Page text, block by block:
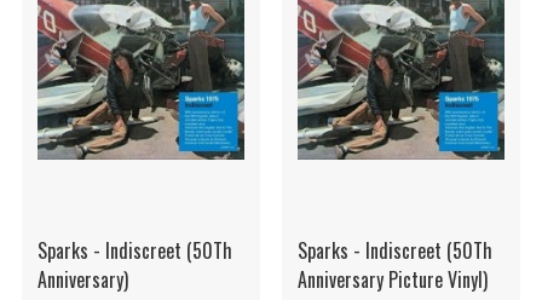
Sparks - Indiscreet (50Th
Anniversary)
Sparks - Indiscreet (50Th
Anniversary Picture Vinyl)